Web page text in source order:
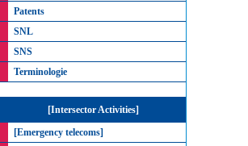
Patents
SNL
SNS
Terminologie
[Intersector Activities]
[Emergency telecoms]